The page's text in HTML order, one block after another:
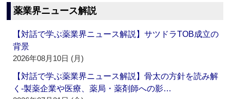
薬業界ニュース解説
【対話で学ぶ薬業界ニュース解説】サツドラTOB成立の
背景
2026年08月10日 (月)
【対話で学ぶ薬業界ニュース解説】骨太の方針を読み解
く‐製薬企業や医療、薬局・薬剤師への影…